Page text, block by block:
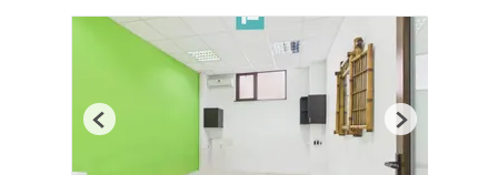
Previous Next